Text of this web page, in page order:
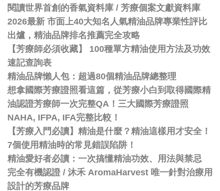
閱讀世界首創的香氣資料庫 / 芳療個案文獻資料庫
2026最新 市面上40大知名人氣精油品牌專業性評比
出爐，精油品牌排名推薦完全攻略
【芳療師必須收藏】 100種單方精油使用方法及功效
速記查詢表
精油品牌懶人包：超過80個精油品牌總整理
想拿國際芳療證照看這篇，從芳療小白到取得國際精
油認證芳療師一次完整QA！三大國際芳療證照
NAHA, IFPA, IFA完整比較！
【芳療入門必讀】精油是什麼？精油這樣用才安全！
7個使用精油時的常見錯誤陷阱！
精油愛好者必讀：一次搞懂精油功效、用法與禁忌
完全有機認證 / 沐禾 AromaHarvest 唯一針對治療用
設計的芳療品牌